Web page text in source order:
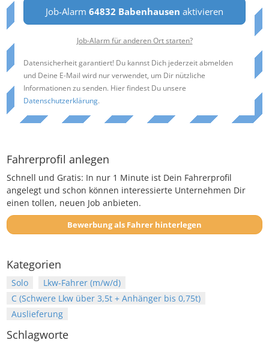
Job-Alarm 64832 Babenhausen aktivieren
Job-Alarm für anderen Ort starten?
Datensicherheit garantiert! Du kannst Dich jederzeit abmelden
und Deine E-Mail wird nur verwendet, um Dir nützliche
Informationen zu senden. Hier findest Du unsere
Datenschutzerklärung.
Fahrerprofil anlegen
Schnell und Gratis: In nur 1 Minute ist Dein Fahrerprofil
angelegt und schon können interessierte Unternehmen Dir
einen tollen, neuen Job anbieten.
Bewerbung als Fahrer hinterlegen
Kategorien
Solo
Lkw-Fahrer (m/w/d)
C (Schwere Lkw über 3,5t + Anhänger bis 0,75t)
Auslieferung
Schlagworte